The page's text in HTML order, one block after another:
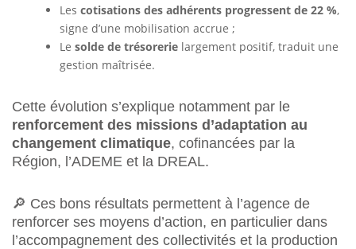
Les cotisations des adhérents progressent de 22 %,
signe d’une mobilisation accrue ;
Le solde de trésorerie largement positif, traduit une
gestion maîtrisée.
Cette évolution s’explique notamment par le
renforcement des missions d’adaptation au
changement climatique, cofinancées par la
Région, l’ADEME et la DREAL.
🔎 Ces bons résultats permettent à l’agence de
renforcer ses moyens d’action, en particulier dans
l’accompagnement des collectivités et la production